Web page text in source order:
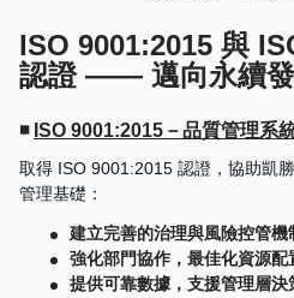
ISO 9001:2015 與
認證 —— 邁向永續
◾ ISO 9001:2015－品質管理系
取得 ISO 9001:2015 認證，協助凱
管理基礎：
建立完善的治理與風險控管機
強化部門協作，最佳化資源配
提供可靠數據，支援管理層決